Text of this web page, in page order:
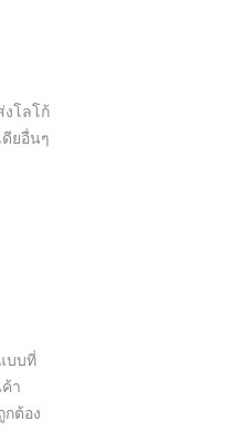
โลโก้
ยอื่นๆ
บบที่
า
กต้อง